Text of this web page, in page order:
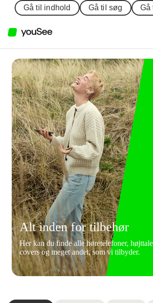
Gå til indhold Gå til søg Gå
Alt inden for tilbehør
Her kan du finde alle høretelefoner,
covers og meget andet, som vi tilbyder.